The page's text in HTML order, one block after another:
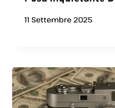
11 Settembre 2025